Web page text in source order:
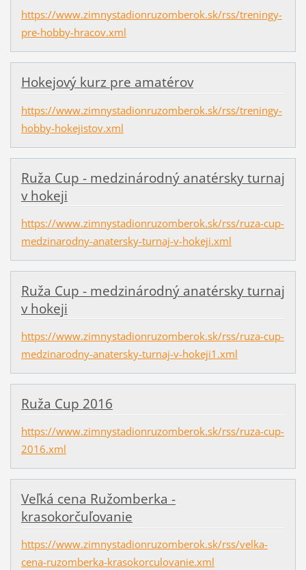
https://www.zimnystadionruzomberok.sk/rss/treningy-
pre-hobby-hracov.xml
Hokejový kurz pre amatérov
https://www.zimnystadionruzomberok.sk/rss/treningy-
hobby-hokejistov.xml
Ruža Cup - medzinárodný anatérsky turnaj
v hokeji
https://www.zimnystadionruzomberok.sk/rss/ruza-cup-
medzinarodny-anatersky-turnaj-v-hokeji.xml
Ruža Cup - medzinárodný anatérsky turnaj
v hokeji
https://www.zimnystadionruzomberok.sk/rss/ruza-cup-
medzinarodny-anatersky-turnaj-v-hokeji1.xml
Ruža Cup 2016
https://www.zimnystadionruzomberok.sk/rss/ruza-cup-
2016.xml
Veľká cena Ružomberka -
krasokorčuľovanie
https://www.zimnystadionruzomberok.sk/rss/velka-
cena-ruzomberka-krasokorculovanie.xml